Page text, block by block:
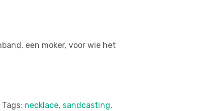
een moker, voor wie het
Tags: necklace, sandcasting,